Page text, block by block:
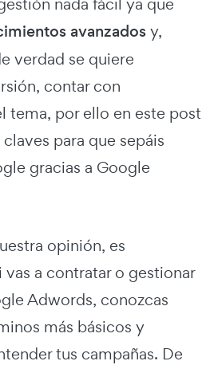
avanzados y,
verdad se quiere
contar con
tema, por ello en este post
para que sepáis
gracias a Google
opinión, es
a contratar o gestionar
Adwords, conozcas
más básicos y
tus campañas. De